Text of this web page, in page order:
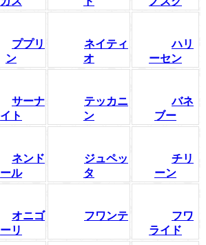
ププリ
ン
ネイティ
オ
ハリ
ーセン
サーナ
イト
テッカニ
ン
バネ
ブー
ネンド
ール
ジュペッ
タ
チリ
ーン
オニゴ
ーリ
フワンテ
フワ
ライド